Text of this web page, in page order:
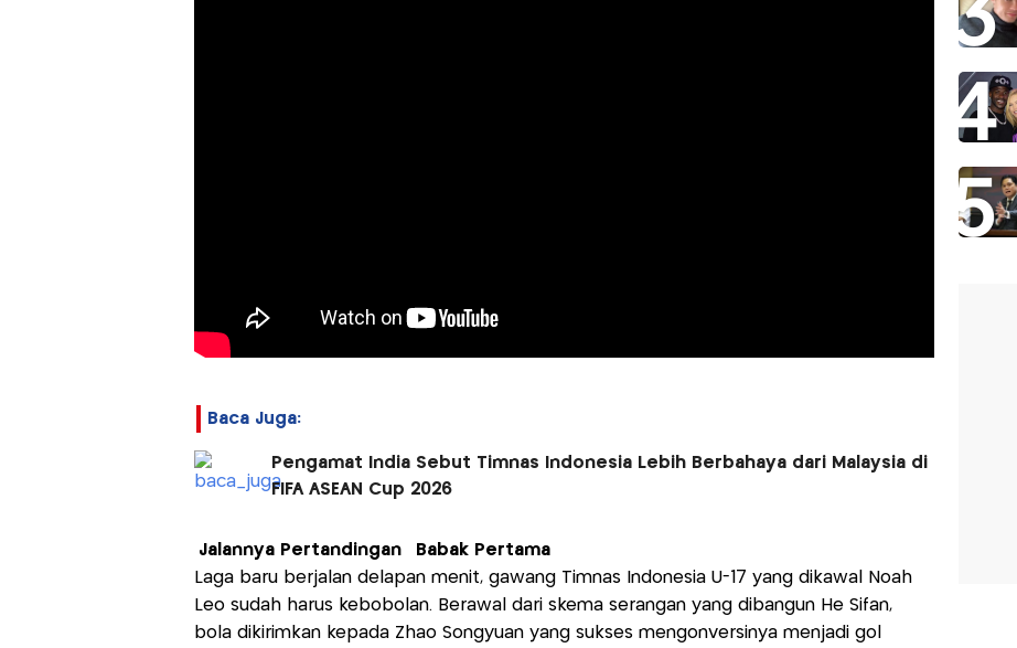
Baca Juga:
Pengamat India Sebut Timnas Indonesia Lebih Berbahaya dari Malaysia di
FIFA ASEAN Cup 2026
Jalannya Pertandingan
Babak Pertama
Laga baru berjalan delapan menit, gawang Timnas Indonesia U-17 yang dikawal Noah
Leo sudah harus kebobolan. Berawal dari skema serangan yang dibangun He Sifan,
bola dikirimkan kepada Zhao Songyuan yang sukses mengonversinya menjadi gol